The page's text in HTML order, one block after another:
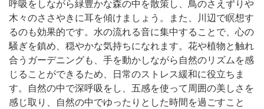
呼吸をしながら緑豊かな森の中を散策し、鳥のさえずりや
木々のささやきに耳を傾けましょう。また、川辺で瞑想す
るのも効果的です。水の流れる音に集中することで、心の
騒ぎを鎮め、穏やかな気持ちになれます。花や植物と触れ
合うガーデニングも、手を動かしながら自然のリズムを感
じることができるため、日常のストレス緩和に役立ちま
す。自然の中で深呼吸をし、五感を使って周囲の美しさを
感じ取り、自然の中でゆったりとした時間を過ごすこと